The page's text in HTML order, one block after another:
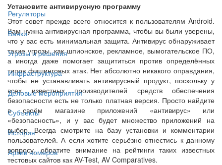
Регуляторы
Банки
Угрозы и решения
Инфраструктура
Деловые мероприятия
Субъекты
История
Архив номеров
Установите антивирусную программу
Этот совет прежде всего относится к пользователям Android.
Вам нужна антивирусная программа, чтобы вы были уверены,
что у вас есть минимальная защита. Антивирус обнаруживает
такие угрозы, как шпионское, рекламное, вымогательское ПО,
а иногда даже помогает защититься против определённых
типов фишинговых атак. Нет абсолютно никакого оправдания,
чтобы не устанавливать антивирусный продукт, поскольку у
всех известных производителей средств обеспечения
безопасности есть не только платная версия. Просто найдите
в своём магазине приложений «антивирус» или
«безопасность», и у вас будет множество приложений на
выбор. Всегда смотрите на базу установки и комментарии
пользователей. А если хотите серьёзно отнестись к данному
вопросу, обратите внимание на рейтинги таких известных
тестовых сайтов как AV-Test, AV Comparatives.